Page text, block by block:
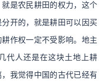
是农民耕田的权力，这个
开的，就是耕田可以因买
作权一定不受影响。地主
代人还是在这块土地上耕
我觉得中国的古代已经有